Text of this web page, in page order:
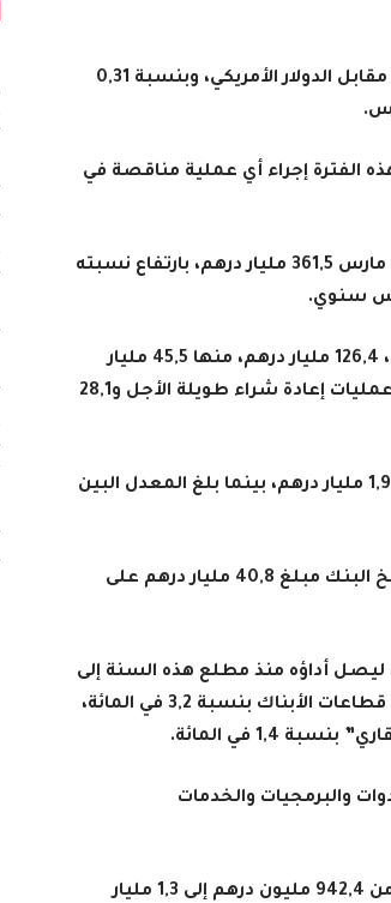
أفاد بنك المغرب بأن سعر صرف الدرهم ارتفع بنسبة 0,84 في المائة مقابل الدولار الأمريكي، وبنسبة 0,31
.
الفترة إجراء أي عملية مناقصة في
وأورد المصدر ذاته، أن الأصول الاحتياطية الرسمية بلغت بتاريخ فاتح مارس 361,5 مليار درهم، بارتفاع نسبته
.
وفي ما يتعلق بتدخلات بنك المغرب فقد بلغت، في المتوسط اليومي، 126,4 مليار درهم، منها 45,5 مليار
درهم على شكل تسبيقات لمدة 7 أيام، و52,9 مليار درهم على شكل عمليات إعادة شراء طويلة الأجل و28,1
وعلى مستوى السوق بين الأبناك، بلغ متوسط حجم التداول اليومي 1,9 مليار درهم، بينما بلغ المعدل البين
وخلال طلب العروض ليوم 06 مارس (تاريخ الاستحقاق 07 مارس)، ضخ البنك مبلغ 40,8 مليار درهم على
تراجع مؤشر “مازي” بنسبة 1,5 في المائة، ليصل أداؤه منذ مطلع هذه السنة إلى
7 في المائة. ويعكس هذا التطور الأسبوعي بالأساس تراجع مؤشرات قطاعات الأبناك بنسبة 3,2 في المائة،
.
والبرمجيات والخدمات
وبخصوص الحجم الأسبوعي للمبادلات فقد انتقل، من أسبوع لآخر، من 942,4 مليون درهم إلى 1,3 مليار